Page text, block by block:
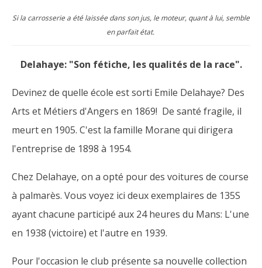
Si la carrosserie a été laissée dans son jus, le moteur, quant à lui, semble
en parfait état.
Delahaye: "Son fétiche, les qualités de la race".
Devinez de quelle école est sorti Emile Delahaye? Des
Arts et Métiers d'Angers en 1869! De santé fragile, il
meurt en 1905. C'est la famille Morane qui dirigera
l'entreprise de 1898 à 1954.
Chez Delahaye, on a opté pour des voitures de course
à palmarès. Vous voyez ici deux exemplaires de 135S
ayant chacune participé aux 24 heures du Mans: L'une
en 1938 (victoire) et l'autre en 1939.
Pour l'occasion le club présente sa nouvelle collection